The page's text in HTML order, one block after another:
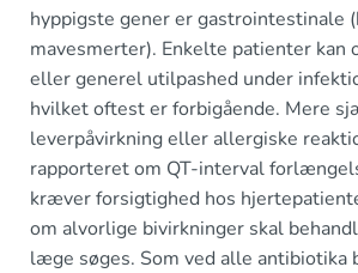
hyppigste gener er gastrointestinale
mavesmerter). Enkelte patienter
eller generel utilpashed under
hvilket oftest er forbigående. Mere
leverpåvirkning eller allergiske
rapporteret om QT-interval
kræver forsigtighed hos
om alvorlige bivirkninger skal
læge søges. Som ved alle antibiotika